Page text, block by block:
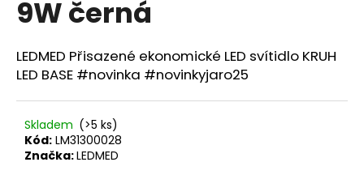
9W černá
LEDMED Přisazené ekonomické LED svítidlo KRUH
LED BASE #novinka #novinkyjaro25
Skladem (>5 ks)
Kód: LM31300028
Značka:LEDMED
D
o
p
o
u